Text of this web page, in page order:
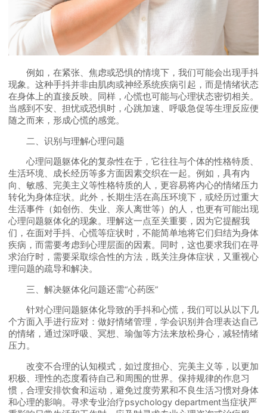
例如，在紧张、焦虑或恐惧的情境下，我们可能会出现手抖
现象。这种手抖并非由肌肉或神经系统疾病引起，而是情绪状态
在身体上的直接反映。同样，心慌也可能与心理状态密切相关。
当感到不安、担忧或恐惧时，心跳加速、呼吸急促等生理反应便
随之而来，形成心慌的感觉。
二、识别与理解心理问题
心理问题躯体化的复杂性在于，它往往与个体的性格特质、
生活环境、成长经历等多方面因素交织在一起。例如，具有内
向、敏感、完美主义等性格特质的人，更容易将内心的情绪压力
转化为身体症状。此外，长期生活在高压环境下，或经历过重大
生活事件（如创伤、失业、亲人离世等）的人，也更有可能出现
心理问题躯体化的现象。理解这一点至关重要，因为它提醒我
们，在面对手抖、心慌等症状时，不能简单地将它们归结为身体
疾病，而需要考虑到心理层面的因素。同时，这也要求我们在寻
求治疗时，需要采取综合性的方法，既关注身体症状，又重视心
理问题的疏导和解决。
三、解决躯体化问题还需“心药医”
针对心理问题躯体化导致的手抖和心慌，我们可以从以下几
个方面入手进行应对：做好情绪管理，学会识别并合理表达自己
的情绪，通过深呼吸、冥想、瑜伽等方法来放松身心，减轻情绪
压力。
改变不合理的认知模式，如过度担心、完美主义等，以更加
积极、理性的态度看待自己和周围的世界。保持规律的作息习
惯，合理安排饮食和运动，避免过度劳累和不良生活习惯对身体
和心理的影响。寻求专业治疗psychology department当症状严